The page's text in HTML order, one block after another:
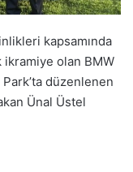
kapsamında
olan BMW
düzenlenen
Ünal Üstel